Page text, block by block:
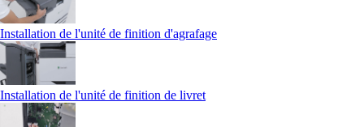
Installation de l'unité de finition d'agrafage
Installation de l'unité de finition de livret